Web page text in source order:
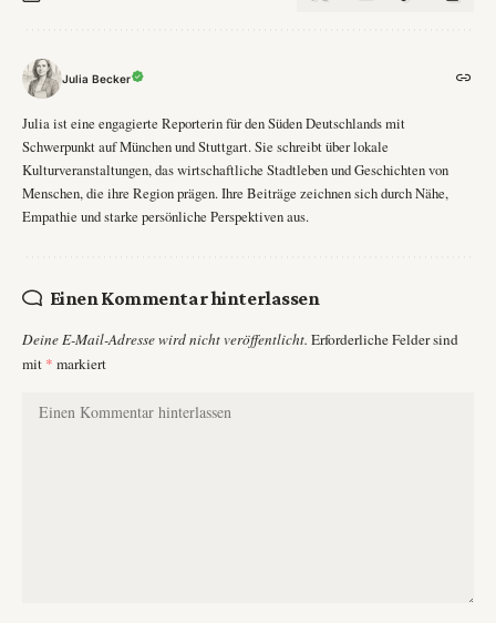
Julia Becker
Julia ist eine engagierte Reporterin für den Süden Deutschlands mit
Schwerpunkt auf München und Stuttgart. Sie schreibt über lokale
Kulturveranstaltungen, das wirtschaftliche Stadtleben und Geschichten von
Menschen, die ihre Region prägen. Ihre Beiträge zeichnen sich durch Nähe,
Empathie und starke persönliche Perspektiven aus.
Einen Kommentar hinterlassen
Deine E-Mail-Adresse wird nicht veröffentlicht. Erforderliche Felder sind
mit * markiert